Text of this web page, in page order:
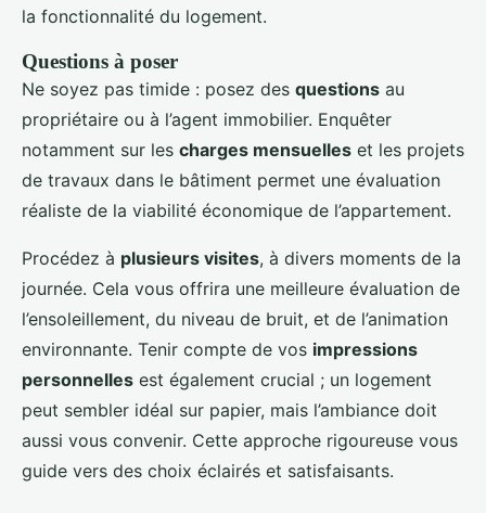
la fonctionnalité du logement.
Questions à poser
Ne soyez pas timide : posez des questions au
propriétaire ou à l’agent immobilier. Enquêter
notamment sur les charges mensuelles et les projets
de travaux dans le bâtiment permet une évaluation
réaliste de la viabilité économique de l’appartement.
Procédez à plusieurs visites, à divers moments de la
journée. Cela vous offrira une meilleure évaluation de
l’ensoleillement, du niveau de bruit, et de l’animation
environnante. Tenir compte de vos impressions
personnelles est également crucial ; un logement
peut sembler idéal sur papier, mais l’ambiance doit
aussi vous convenir. Cette approche rigoureuse vous
guide vers des choix éclairés et satisfaisants.